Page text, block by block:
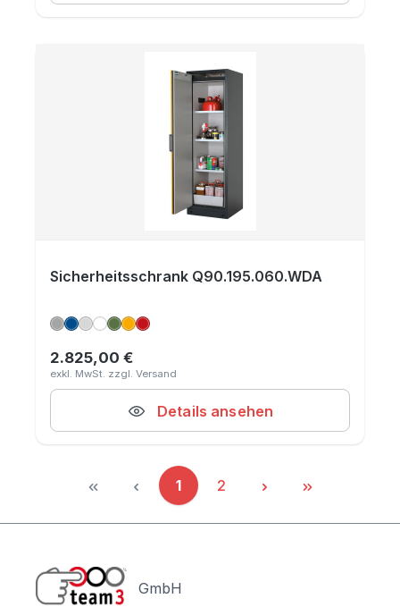
Sicherheitsschrank Q90.195.060.WDA
Regulärer Preis:
2.825,00 €
Details ansehen
Seite
1
Seite
2
GmbH